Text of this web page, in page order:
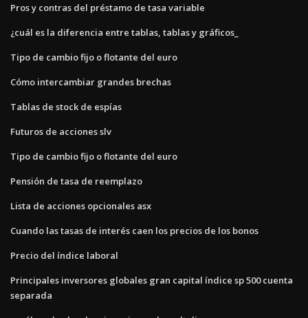
Pros y contras del préstamo de tasa variable
¿cuál es la diferencia entre tablas, tablas y gráficos_
Tipo de cambio fijo o flotante del euro
Cómo intercambiar grandes brechas
Tablas de stock de espías
Futuros de acciones slv
Tipo de cambio fijo o flotante del euro
Pensión de tasa de reemplazo
Lista de acciones opcionales asx
Cuando las tasas de interés caen los precios de los bonos
Precio del índice laboral
Principales inversores globales gran capital índice sp 500 cuenta
separada